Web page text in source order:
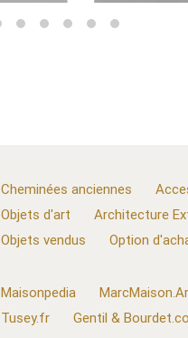
Cheminées anciennes
Objets d'art
Architecture
Objets vendus
Option
Maisonpedia
Tusey.fr
Gentil &